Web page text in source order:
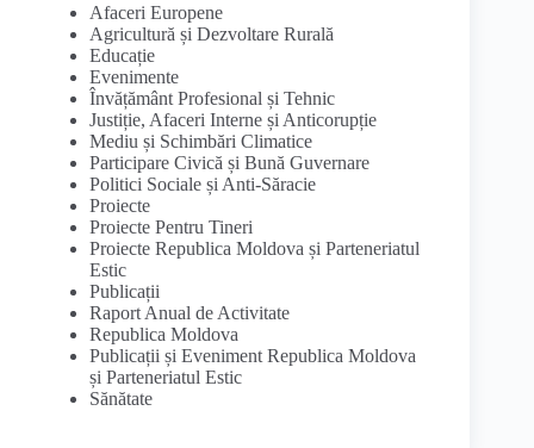
Afaceri Europene
Agricultură și Dezvoltare Rurală
Educație
Evenimente
Învățământ Profesional și Tehnic
Justiție, Afaceri Interne și Anticorupție
Mediu și Schimbări Climatice
Participare Civică și Bună Guvernare
Politici Sociale și Anti-Săracie
Proiecte
Proiecte Pentru Tineri
Proiecte Republica Moldova și Parteneriatul
Estic
Publicații
Raport Anual de Activitate
Republica Moldova
Publicații și Eveniment Republica Moldova
și Parteneriatul Estic
Sănătate